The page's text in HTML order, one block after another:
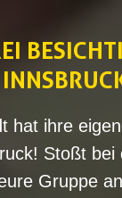
hat ihre
Stoßt bei
Gruppe